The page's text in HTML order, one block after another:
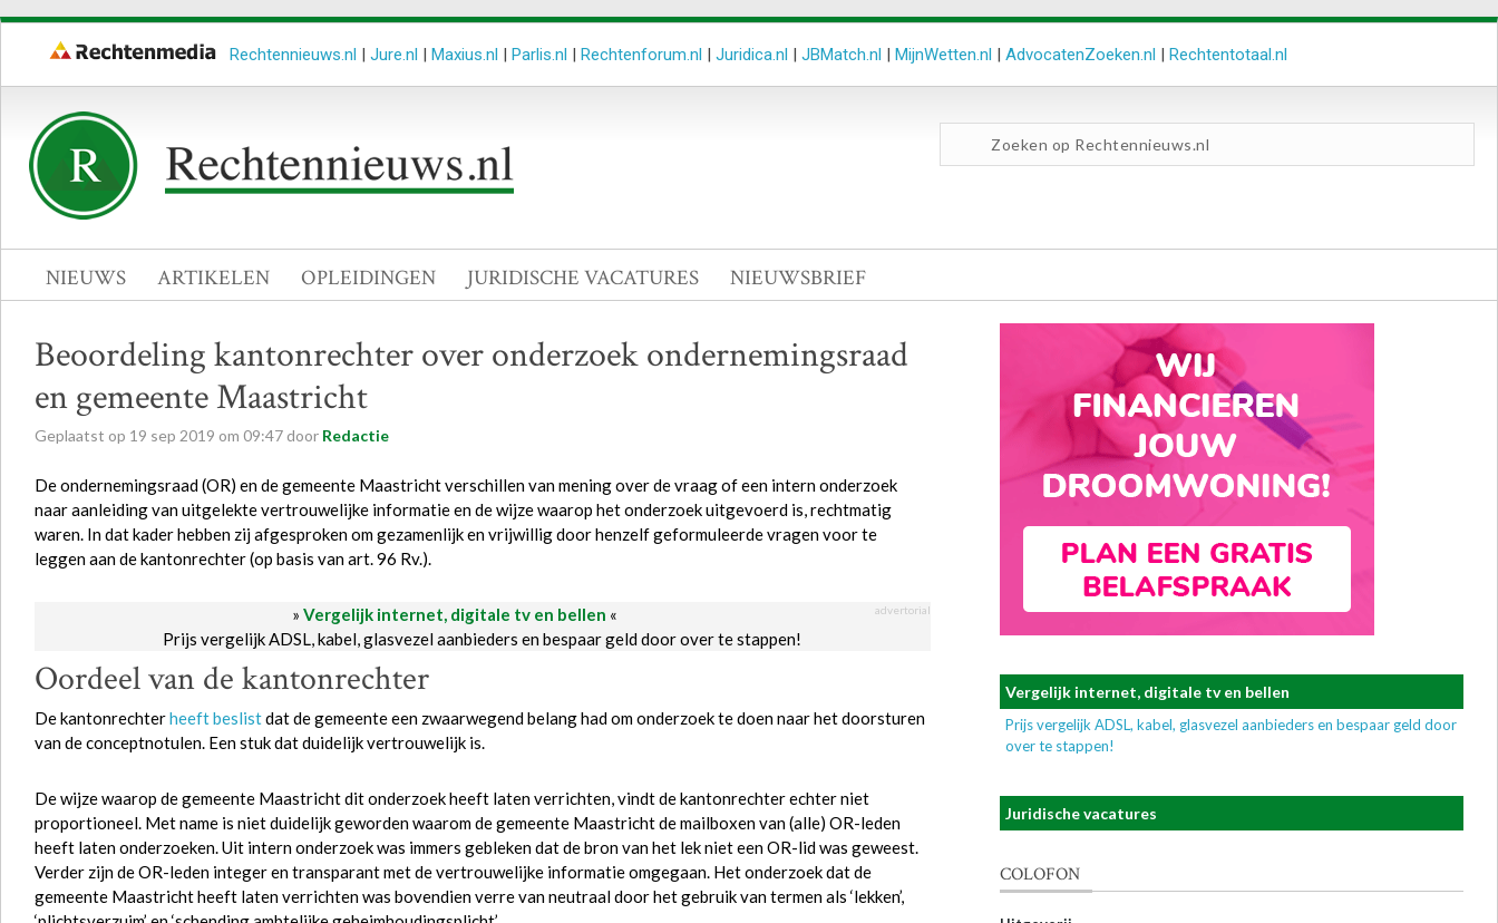
Rechtennieuws.nl | Jure.nl | Maxius.nl | Parlis.nl | Rechtenforum.nl | Juridica.nl | JBMatch.nl | MijnWetten.nl | AdvocatenZoeken.nl | Rechtentotaal.nl
NIEUWS ARTIKELEN OPLEIDINGEN JURIDISCHE VACATURES NIEUWSBRIEF
Beoordeling kantonrechter over onderzoek ondernemingsraad
en gemeente Maastricht
Geplaatst op 19 sep 2019 om 09:47 door Redactie
De ondernemingsraad (OR) en de gemeente Maastricht verschillen van mening over de vraag of een intern onderzoek
naar aanleiding van uitgelekte vertrouwelijke informatie en de wijze waarop het onderzoek uitgevoerd is, rechtmatig
waren. In dat kader hebben zij afgesproken om gezamenlijk en vrijwillig door henzelf geformuleerde vragen voor te
leggen aan de kantonrechter (op basis van art. 96 Rv.).
» Vergelijk internet, digitale tv en bellen « advertorial
Prijs vergelijk ADSL, kabel, glasvezel aanbieders en bespaar geld door over te stappen!
Oordeel van de kantonrechter
De kantonrechterheeft beslistdat de gemeente een zwaarwegend belang had om onderzoek te doen naar het doorsturen
van de conceptnotulen. Een stuk dat duidelijk vertrouwelijk is.
De wijze waarop de gemeente Maastricht dit onderzoek heeft laten verrichten, vindt de kantonrechter echter niet
proportioneel. Met name is niet duidelijk geworden waarom de gemeente Maastricht de mailboxen van (alle) OR-leden
heeft laten onderzoeken. Uit intern onderzoek was immers gebleken dat de bron van het lek niet een OR-lid was geweest.
Verder zijn de OR-leden integer en transparant met de vertrouwelijke informatie omgegaan. Het onderzoek dat de
gemeente Maastricht heeft laten verrichten was bovendien verre van neutraal door het gebruik van termen als ‘lekken’,
Vergelijk internet, digitale tv en bellen
Prijs vergelijk ADSL, kabel, glasvezel aanbieders en bespaar geld door
over te stappen!
Juridische vacatures
COLOFON